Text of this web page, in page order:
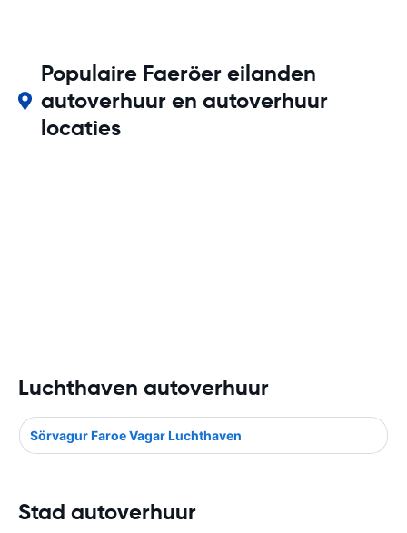
Populaire Faeröer eilanden
autoverhuur en autoverhuur
locaties
Luchthaven autoverhuur
Sörvagur Faroe Vagar Luchthaven
Stad autoverhuur